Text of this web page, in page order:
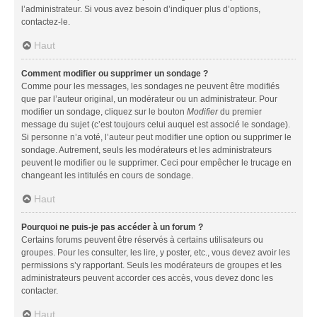
l’administrateur. Si vous avez besoin d’indiquer plus d’options,
contactez-le.
Haut
Comment modifier ou supprimer un sondage ?
Comme pour les messages, les sondages ne peuvent être modifiés
que par l’auteur original, un modérateur ou un administrateur. Pour
modifier un sondage, cliquez sur le bouton Modifierdu premier
message du sujet (c’est toujours celui auquel est associé le sondage).
Si personne n’a voté, l’auteur peut modifier une option ou supprimer le
sondage. Autrement, seuls les modérateurs et les administrateurs
peuvent le modifier ou le supprimer. Ceci pour empêcher le trucage en
changeant les intitulés en cours de sondage.
Haut
Pourquoi ne puis-je pas accéder à un forum ?
Certains forums peuvent être réservés à certains utilisateurs ou
groupes. Pour les consulter, les lire, y poster, etc., vous devez avoir les
permissions s’y rapportant. Seuls les modérateurs de groupes et les
administrateurs peuvent accorder ces accès, vous devez donc les
contacter.
Haut